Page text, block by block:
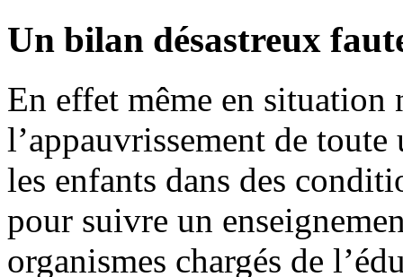
Un bilan désastreux
En effet même en situation
l’appauvrissement de
les enfants dans des
pour suivre un
organismes chargés de